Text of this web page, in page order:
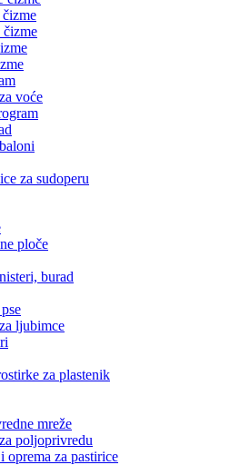
čizme
voće
za sudoperu
ploče
burad
ljubimce
za plastenik
mreže
poljoprivredu
oprema za pastirice